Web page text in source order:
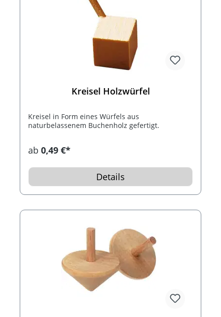
Kreisel Holzwürfel
Kreisel in Form eines Würfels aus
naturbelassenem Buchenholz gefertigt.
ab 0,49 €*
Details